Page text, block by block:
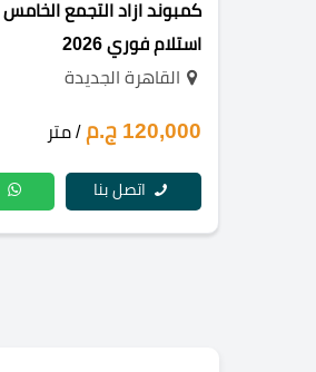
استلام فوري 2026
القاهرة الجديدة
120,000 ج.م / متر
اتصل بنا